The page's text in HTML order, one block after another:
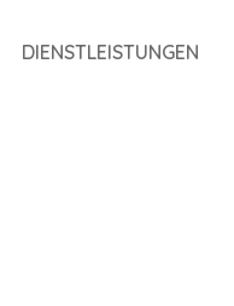
DIENSTLEISTUNGEN